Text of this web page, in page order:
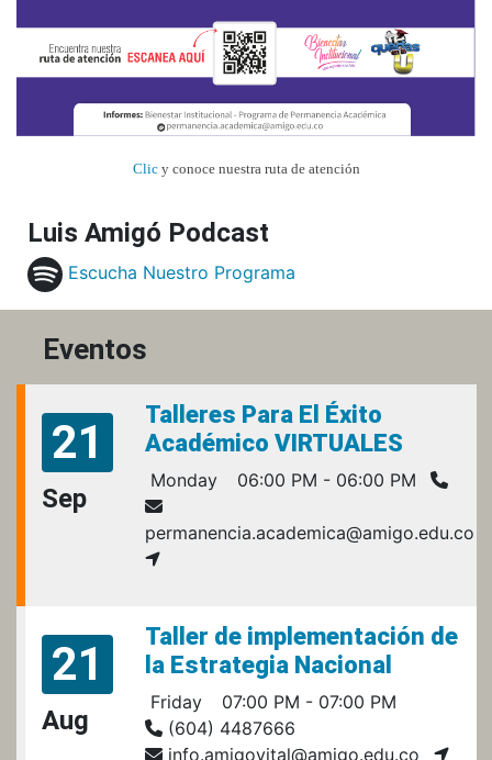
Clic y conoce nuestra ruta de atención
Luis Amigó Podcast
Escucha Nuestro Programa
Eventos
21
Sep
Talleres Para El Éxito
Académico VIRTUALES
Monday 06:00 PM - 06:00 PM
permanencia.academica@amigo.edu.co
21
Aug
Taller de implementación de
la Estrategia Nacional
Friday
07:00 PM - 07:00 PM
(604) 4487666
info.amigovital@amigo.edu.co